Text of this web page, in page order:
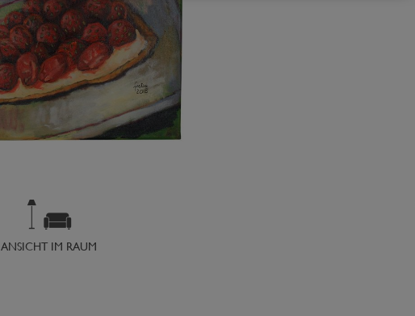
ANSICHT IM RAUM